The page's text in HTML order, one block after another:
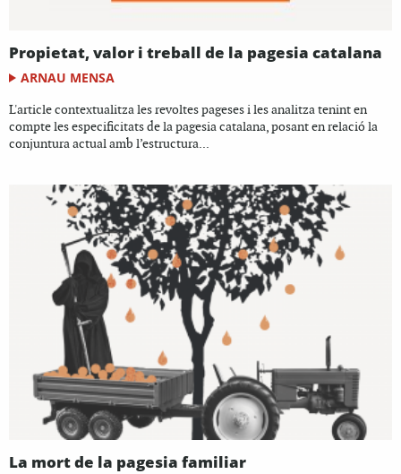
Propietat, valor i treball de la pagesia catalana
ARNAU MENSA
L'article contextualitza les revoltes pageses i les analitza tenint en
compte les especificitats de la pagesia catalana, posant en relació la
conjuntura actual amb l’estructura...
La mort de la pagesia familiar